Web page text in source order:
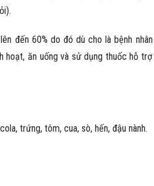
đến 60% do đó dù cho là bệnh
hoạt, ăn uống và sử dụng thuốc hỗ trợ
trứng, tôm, cua, sò, hến, đậu nành.